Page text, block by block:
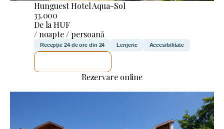
Hunguest Hotel Aqua-Sol
33.000
De la HUF
/ noapte / persoană
Recepție 24 de ore din 24 Lenjerie Accesibilitate
Rezervare online